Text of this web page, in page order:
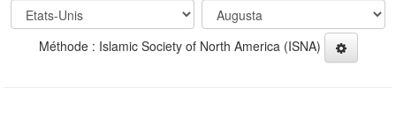
Méthode : Islamic Society of North America (ISNA)